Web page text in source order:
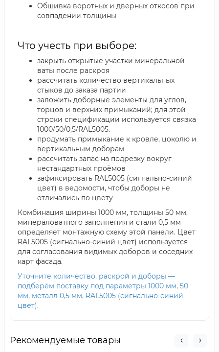
Обшивка воротных и дверных откосов при
совпадении толщины
Что учесть при выборе:
закрыть открытые участки минеральной
ваты после раскроя
рассчитать количество вертикальных
стыков до заказа партии
заложить доборные элементы для углов,
торцов и верхних примыканий; для этой
строки спецификации используется связка
1000/50/0,5/RAL5005.
продумать примыкание к кровле, цоколю и
вертикальным доборам
рассчитать запас на подрезку вокруг
нестандартных проёмов
зафиксировать RAL5005 (сигнально-синий
цвет) в ведомости, чтобы доборы не
отличались по цвету
Комбинация ширины 1000 мм, толщины 50 мм,
минераловатного заполнения и стали 0,5 мм
определяет монтажную схему этой панели. Цвет
RAL5005 (сигнально-синий цвет) используется
для согласования видимых доборов и соседних
карт фасада.
Уточните количество, раскрой и доборы —
подберём поставку под параметры 1000 мм, 50
мм, металл 0,5 мм, RAL5005 (сигнально-синий
цвет).
Рекомендуемые товары